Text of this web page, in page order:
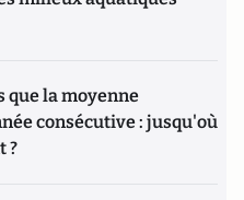
que la moyenne
consécutive : jusqu'où
?